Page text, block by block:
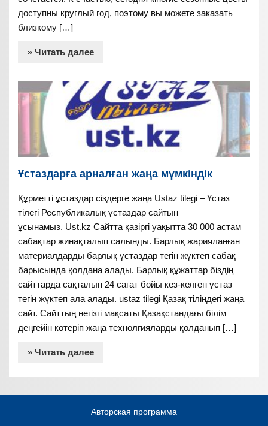
доступны круглый год, поэтому вы можете заказать
близкому […]
» Читать далее
Ұстаздарға арналған жаңа мүмкіндік
Құрметті ұстаздар сіздерге жаңа Ustaz tilegi – Ұстаз
тілегі Республикалық ұстаздар сайтын
ұсынамыз. Ust.kz Сайтта қазіргі уақытта 30 000 астам
сабақтар жинақталып салынды. Барлық жарияланған
материалдарды барлық ұстаздар тегін жүктеп сабақ
барысында қолдана алады. Барлық құжаттар біздің
сайттарда сақталып 24 сағат бойы кез-келген ұстаз
тегін жүктеп ала алады. ustaz tilegi Қазақ тіліндегі жаңа
сайт. Сайттың негізгі мақсаты Қазақстандағы білім
деңгейін көтеріп жаңа технолгияларды қолданып […]
» Читать далее
Авторская программа